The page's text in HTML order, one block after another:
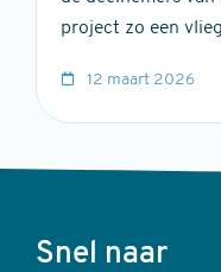
project zo een
12 maart 2026
Voet
Snel naar